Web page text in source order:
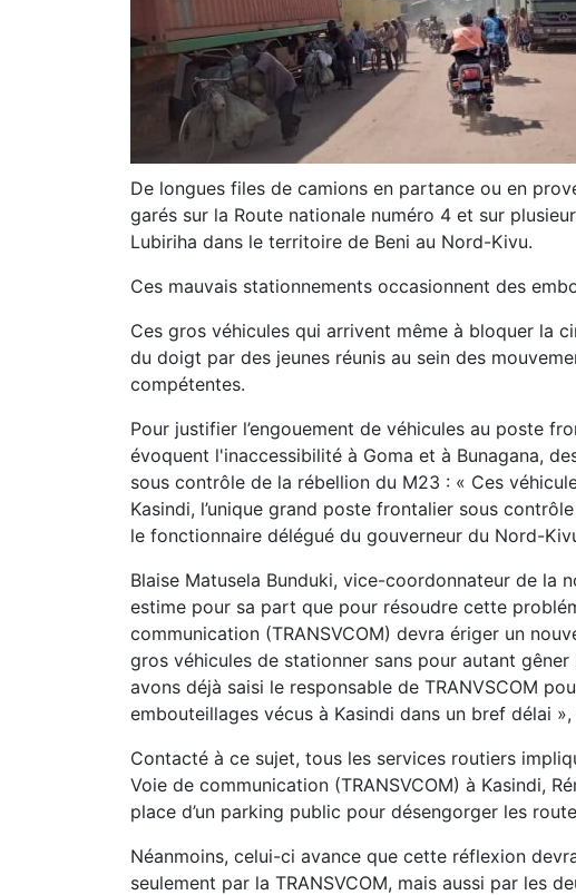
De longues files de camions en partance ou en
garés sur la Route nationale numéro 4 et sur
Lubiriha dans le territoire de Beni au Nord-Kivu.
Ces mauvais stationnements occasionnent des
Ces gros véhicules qui arrivent même à bloquer la
du doigt par des jeunes réunis au sein des
compétentes.
Pour justifier l’engouement de véhicules au poste
évoquent l'inaccessibilité à Goma et à Bunagana,
sous contrôle de la rébellion du M23 : « Ces
Kasindi, l’unique grand poste frontalier sous
le fonctionnaire délégué du gouverneur du Nord-
Blaise Matusela Bunduki, vice-coordonnateur de la
estime pour sa part que pour résoudre cette
communication (TRANSVCOM) devra ériger un
gros véhicules de stationner sans pour autant
avons déjà saisi le responsable de TRANVSCOM
embouteillages vécus à Kasindi dans un bref délai
Contacté à ce sujet, tous les services routiers
Voie de communication (TRANSVCOM) à Kasindi,
place d’un parking public pour désengorger les
Néanmoins, celui-ci avance que cette réflexion
seulement par la TRANSVCOM, mais aussi par les